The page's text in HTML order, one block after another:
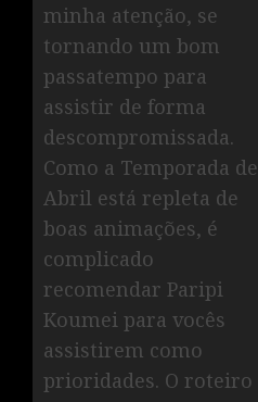
minha atenção, se
tornando um bom
passatempo para
assistir de forma
descompromissada.
Como a Temporada de
Abril está repleta de
boas animações, é
complicado
recomendar Paripi
Koumei para vocês
assistirem como
prioridades. O roteiro